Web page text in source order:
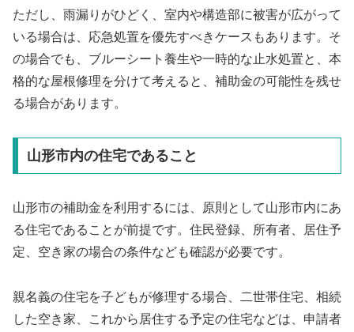
ただし、雨漏りがひどく、室内や構造部に被害が広がって
いる場合は、応急処置を優先すべきケースもあります。そ
の場合でも、ブルーシート養生や一時的な止水処置と、本
格的な屋根修理を分けて考えると、補助金の可能性を残せ
る場合があります。
山形市内の住宅であること
山形市の補助金を利用するには、原則として山形市内にあ
る住宅であることが前提です。住民登録、所有者、居住予
定、空き家の場合の条件なども確認が必要です。
親名義の住宅を子どもが修理する場合、二世帯住宅、相続
した空き家、これから居住する予定の住宅などは、申請者